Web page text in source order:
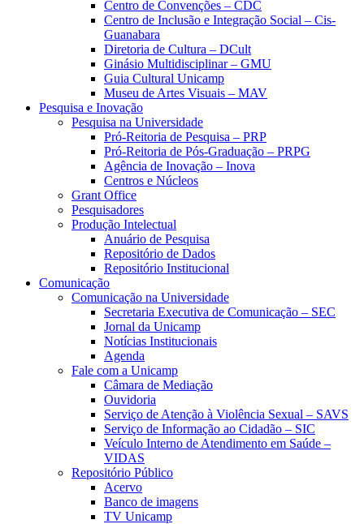
Centro de Convenções – CDC
Centro de Inclusão e Integração Social – Cis-
Guanabara
Diretoria de Cultura – DCult
Ginásio Multidisciplinar – GMU
Guia Cultural Unicamp
Museu de Artes Visuais – MAV
Pesquisa e Inovação
Pesquisa na Universidade
Pró-Reitoria de Pesquisa – PRP
Pró-Reitoria de Pós-Graduação – PRPG
Agência de Inovação – Inova
Centros e Núcleos
Grant Office
Pesquisadores
Produção Intelectual
Anuário de Pesquisa
Repositório de Dados
Repositório Institucional
Comunicação
Comunicação na Universidade
Secretaria Executiva de Comunicação – SEC
Jornal da Unicamp
Notícias Institucionais
Agenda
Fale com a Unicamp
Câmara de Mediação
Ouvidoria
Serviço de Atenção à Violência Sexual – SAVS
Serviço de Informação ao Cidadão – SIC
Veículo Interno de Atendimento em Saúde –
VIDAS
Repositório Público
Acervo
Banco de imagens
TV Unicamp